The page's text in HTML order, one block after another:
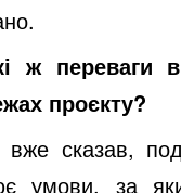
ж переваги
проєкту?
сказав,
умови, за